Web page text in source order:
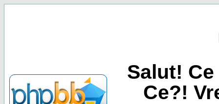
Salut!
Ce?!